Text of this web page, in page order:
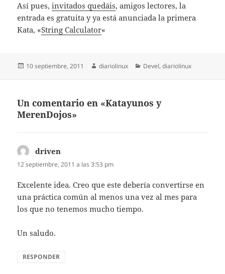
Así pues,invitados quedáis, amigos lectores, la
entrada es gratuita y ya está anunciada la primera
Kata, «String Calculator«
Publicado
10 septiembre, 2011 Autor
diariolinux Categorías
Devel,diariolinux
Un comentario en «Katayunos y
MerenDojos»
driven
12 septiembre, 2011 a las 3:53 pm
Excelente idea. Creo que este debería convertirse en
una práctica común al menos una vez al mes para
los que no tenemos mucho tiempo.
Un saludo.
RESPONDER